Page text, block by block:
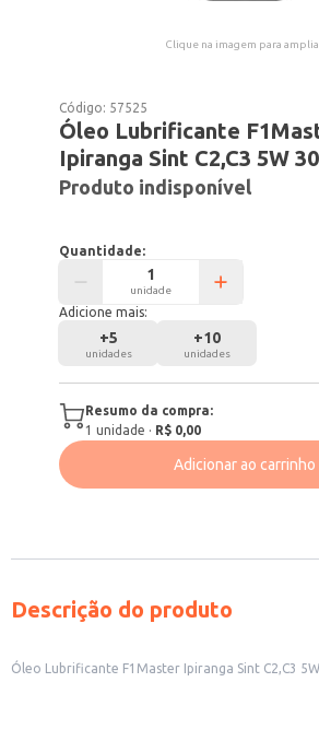
Clique na imagem para
Código: 57525
Óleo Lubrificante
Ipiranga Sint C2,C3 5W
Produto indisponível
Quantidade:
unidade
Adicione mais:
+5
unidades
+10
unidades
Resumo da compra:
1 unidade · R$ 0,00
Adicionar ao carrinho
Descrição do produto
Óleo Lubrificante F1Master Ipiranga Sint C2,C3 5W